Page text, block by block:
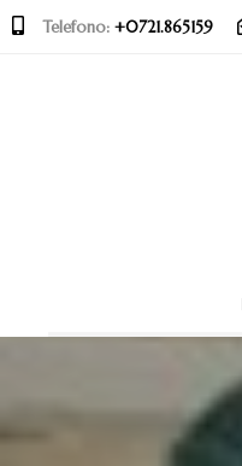
Telefono: +0721.865159